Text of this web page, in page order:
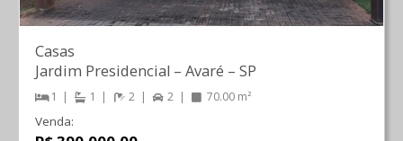
Casas
Jardim Presidencial – Avaré – SP
1 1 2 2 70.00 m²
Venda: